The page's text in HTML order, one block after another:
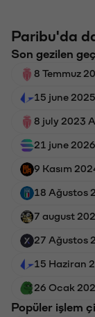
Paribu'da
Son gezilen
8 Temmuz
15 june
8 july 2023
21 june
9 Kasım
18 Ağustos
7 august
27 Ağustos
15 Haziran
26 Ocak
Popüler işlem